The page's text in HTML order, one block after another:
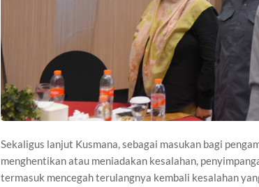
Sekaligus lanjut Kusmana, sebagai masukan bagi
menghentikan atau meniadakan kesalahan,
termasuk mencegah terulangnya kembali kesalahan